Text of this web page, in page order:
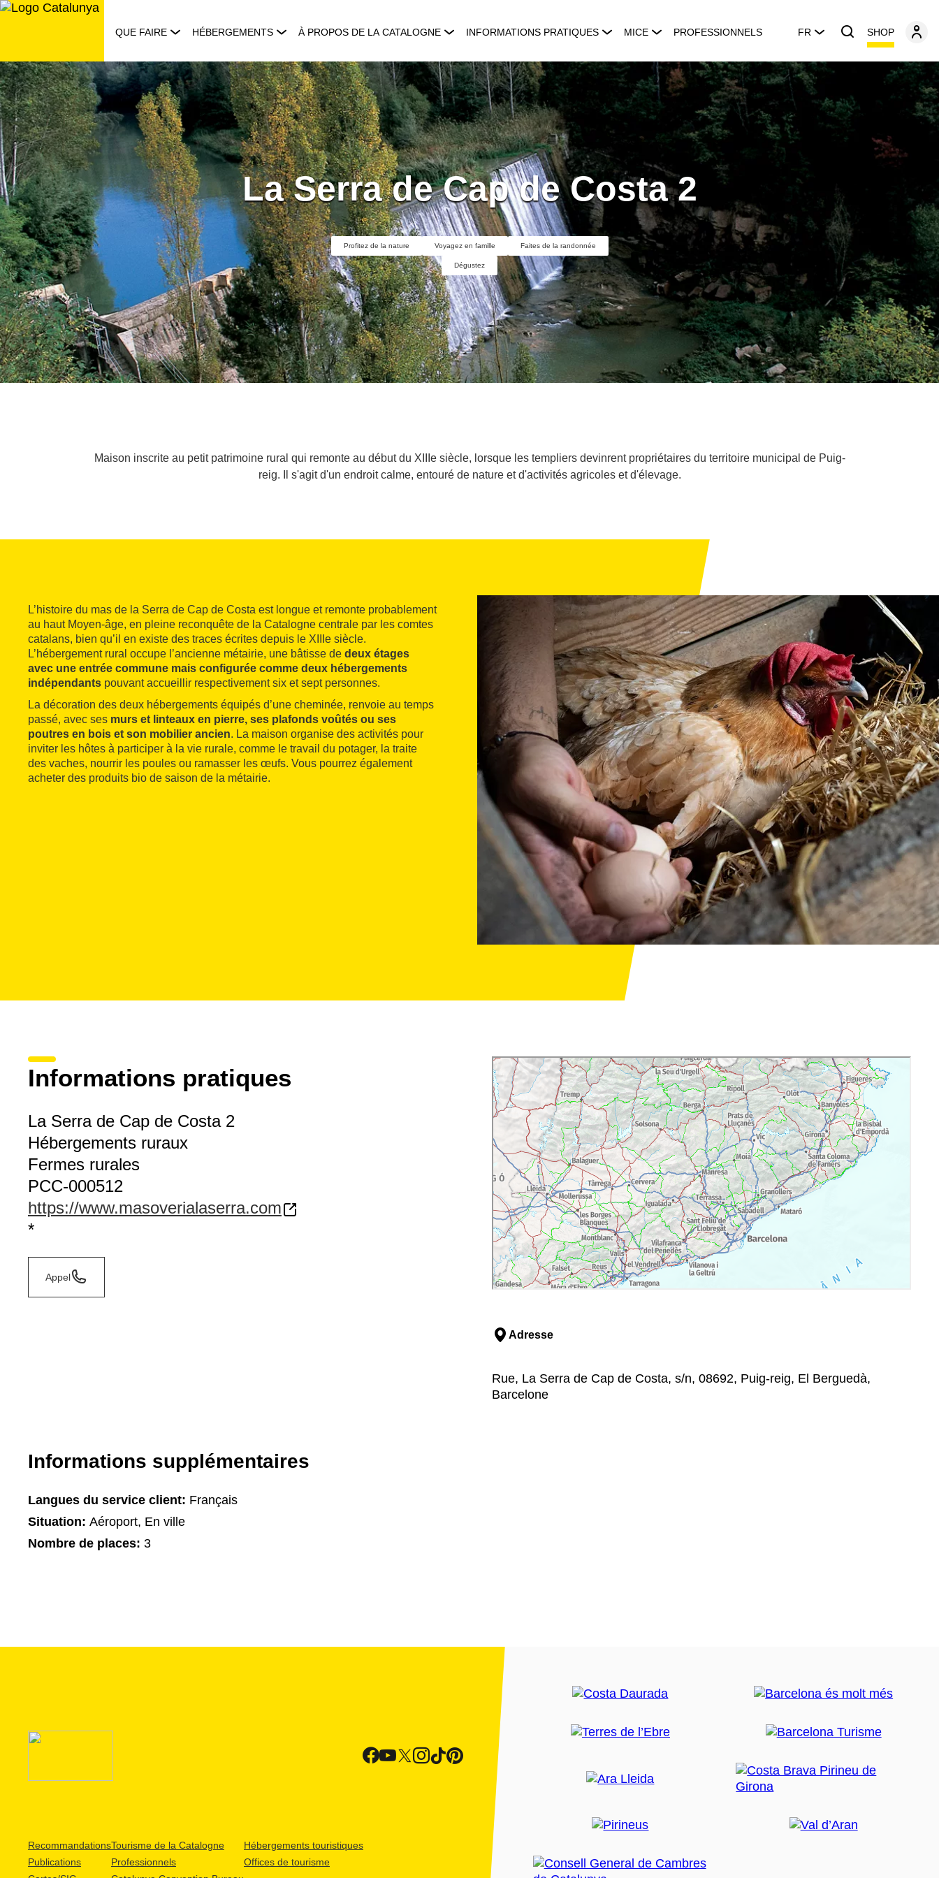
Aller
QUE FAIRE HÉBERGEMENTS À PROPOS DE LA CATALOGNE INFORMATIONS PRATIQUES MICE PROFESSIONNELS FR SHOP
La Serra de Cap de Costa 2
Profitez de la nature Voyagez en famille Faites de la randonnée
Dégustez
Maison inscrite au petit patrimoine rural qui remonte au début du XIIIe siècle, lorsque les templiers devinrent propriétaires du territoire municipal de Puig-
reig. Il s'agit d'un endroit calme, entouré de nature et d'activités agricoles et d'élevage.
L’histoire du mas de la Serra de Cap de Costa est longue et remonte probablement
au haut Moyen-âge, en pleine reconquête de la Catalogne centrale par les comtes
catalans, bien qu’il en existe des traces écrites depuis le XIIIe siècle.
L’hébergement rural occupe l’ancienne métairie, une bâtisse de deux étages
avec une entrée commune mais configurée comme deux hébergements
indépendants pouvant accueillir respectivement six et sept personnes.
La décoration des deux hébergements équipés d’une cheminée, renvoie au temps
passé, avec ses murs et linteaux en pierre, ses plafonds voûtés ou ses
poutres en bois et son mobilier ancien. La maison organise des activités pour
inviter les hôtes à participer à la vie rurale, comme le travail du potager, la traite
des vaches, nourrir les poules ou ramasser les œufs. Vous pourrez également
acheter des produits bio de saison de la métairie.
Informations pratiques
La Serra de Cap de Costa 2
Hébergements ruraux
Fermes rurales
PCC-000512
https://www.masoverialaserra.com
*
Appel
Adresse
Rue, La Serra de Cap de Costa, s/n, 08692, Puig-reig, El Berguedà,
Barcelone
Informations supplémentaires
Langues du service client: Français
Situation: Aéroport, En ville
Nombre de places: 3
Recommandations
Publications
Tourisme de la Catalogne
Professionnels
Hébergements touristiques
Offices de tourisme